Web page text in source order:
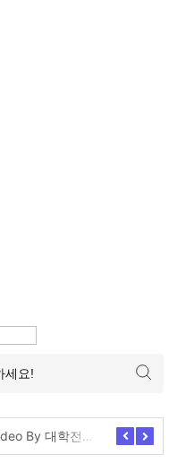
Video By 대학전쟁 시즌 3 전편 공개 완료!